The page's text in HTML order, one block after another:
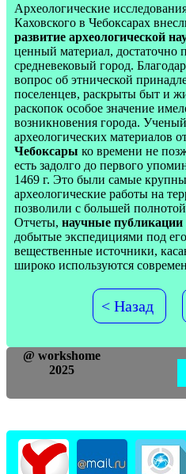
Археологические
Каховского в Чебоксарах
развитие археологической
ценный материал, достаточно
средневековый город.
вопрос об этнической
поселенцев, раскрыты быт и
раскопок особое значение
возникновения города.
археологических материалов
Чебоксары ко времени не
есть задолго до первого
1469 г. Это были самые
археологические работы на
позволили с большей
Отчеты, научные
добытые экспедициями под
вещественные источники,
широко используются
< Назад
@ workshome
2025